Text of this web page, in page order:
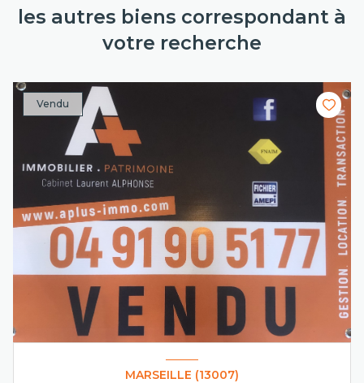
les autres biens correspondant à
votre recherche
Vendu
MARSEILLE (13007)